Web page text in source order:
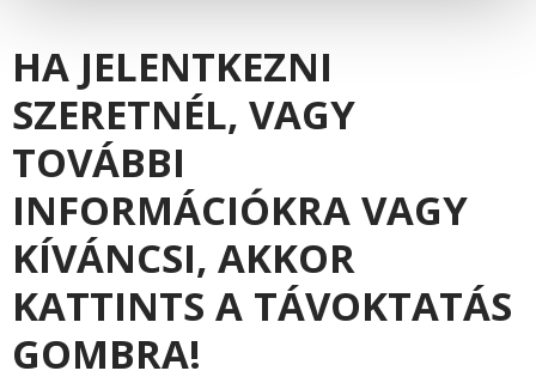
HA JELENTKEZNI
SZERETNÉL, VAGY
TOVÁBBI
INFORMÁCIÓKRA VAGY
KÍVÁNCSI, AKKOR
KATTINTS A TÁVOKTATÁS
GOMBRA!